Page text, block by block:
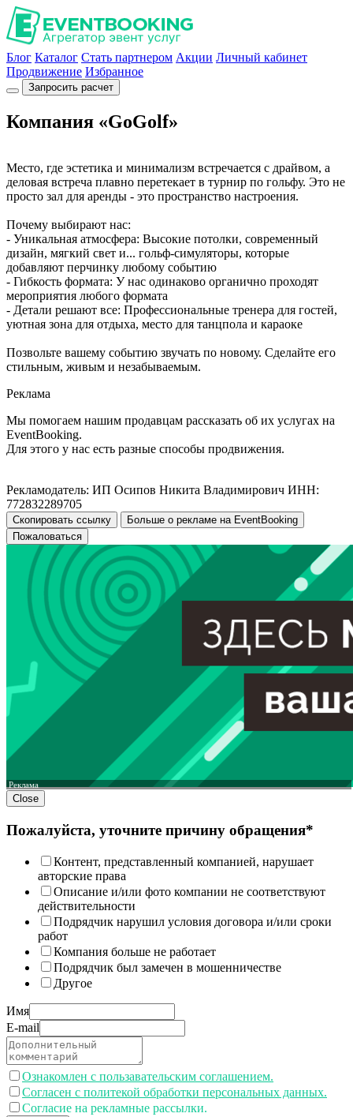
Блог Каталог Стать партнером Акции Личный кабинет
Продвижение Избранное
Запросить расчет
Компания «GoGolf»
Место, где эстетика и минимализм встречается с драйвом, а
деловая встреча плавно перетекает в турнир по гольфу. Это не
просто зал для аренды - это пространство настроения.
Почему выбирают нас:
- Уникальная атмосфера: Высокие потолки, современный
дизайн, мягкий свет и... гольф-симуляторы, которые
добавляют перчинку любому событию
- Гибкость формата: У нас одинаково органично проходят
мероприятия любого формата
- Детали решают все: Профессиональные тренера для гостей,
уютная зона для отдыха, место для танцпола и караоке
Позвольте вашему событию звучать по новому. Сделайте его
стильным, живым и незабываемым.
Реклама
Мы помогаем нашим продавцам рассказать об их услугах на
EventBooking.
Для этого у нас есть разные способы продвижения.
Рекламодатель: ИП Осипов Никита Владимирович ИНН:
772832289705
Скопировать ссылку
Больше о рекламе на EventBooking
Пожаловаться
Реклама
Close
Пожалуйста, уточните причину обращения*
Контент, представленный компанией, нарушает
авторские права
Описание и/или фото компании не соответствуют
действительности
Подрядчик нарушил условия договора и/или сроки
работ
Компания больше не работает
Подрядчик был замечен в мошенничестве
Другое
Имя
E-mail
Ознакомлен с пользавательским соглашением.
Согласен с политекой обработки персональных данных.
Согласие на рекламные рассылки.